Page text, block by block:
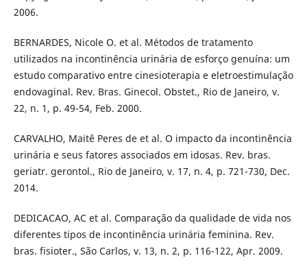
2006.
BERNARDES, Nicole O. et al. Métodos de tratamento
utilizados na incontinência urinária de esforço genuína: um
estudo comparativo entre cinesioterapia e eletroestimulação
endovaginal. Rev. Bras. Ginecol. Obstet., Rio de Janeiro, v.
22, n. 1, p. 49-54, Feb. 2000.
CARVALHO, Maitê Peres de et al. O impacto da incontinência
urinária e seus fatores associados em idosas. Rev. bras.
geriatr. gerontol., Rio de Janeiro, v. 17, n. 4, p. 721-730, Dec.
2014.
DEDICACAO, AC et al. Comparação da qualidade de vida nos
diferentes tipos de incontinência urinária feminina. Rev.
bras. fisioter., São Carlos, v. 13, n. 2, p. 116-122, Apr. 2009.